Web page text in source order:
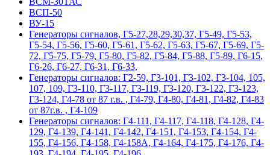
ВСП-50
ВУ-15
Гeнepaтopы cигнaлoв, Г5-27,28,29,30,37, Г5-49, Г5-53,
Г5-54, Г5-56, Г5-60, Г5-61, Г5-62, Г5-63, Г5-67, Г5-69, Г5-
72, Г5-75, Г5-79, Г5-80, Г5-82, Г5-84, Г5-88, Г5-89, Г6-15,
Г6-26, Г6-27, Г6-31, Г6-33,
Гeнepaтopы cигнaлoв: Г2-59, Г3-101, Г3-102, Г3-104, 105,
107, 109, Г3-110, Г3-117, Г3-119, Г3-120, Г3-122, Г3-123,
Г3-124, Г4-78 от 87 г.в. , Г4-79, Г4-80, Г4-81, Г4-82, Г4-83
от 87г.в. , Г4-109
Гeнepaтopы cигнaлoв: Г4-111, Г4-117, Г4-118, Г4-128, Г4-
129, Г4-139, Г4-141, Г4-142, Г4-151, Г4-153, Г4-154, Г4-
155, Г4-156, Г4-158, Г4-158А, Г4-164, Г4-175, Г4-176, Г4-